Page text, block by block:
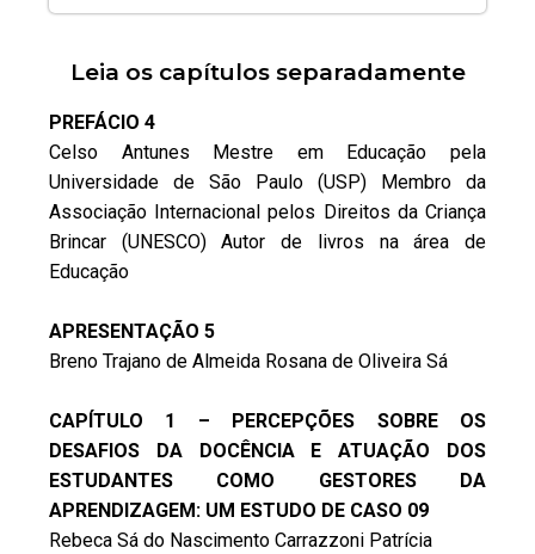
Leia os capítulos separadamente
PREFÁCIO 4
Celso Antunes Mestre em Educação pela
Universidade de São Paulo (USP) Membro da
Associação Internacional pelos Direitos da Criança
Brincar (UNESCO) Autor de livros na área de
Educação
APRESENTAÇÃO 5
Breno Trajano de Almeida Rosana de Oliveira Sá
CAPÍTULO 1 – PERCEPÇÕES SOBRE OS
DESAFIOS DA DOCÊNCIA E ATUAÇÃO DOS
ESTUDANTES COMO GESTORES DA
APRENDIZAGEM: UM ESTUDO DE CASO 09
Rebeca Sá do Nascimento Carrazzoni Patrícia